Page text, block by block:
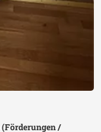
(Förderungen /